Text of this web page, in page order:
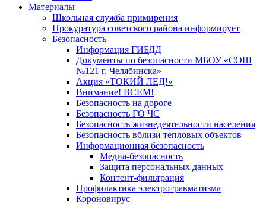
Материалы
Школьная служба примирения
Прокуратура советского района информирует
Безопасность
Информация ГИБДД
Документы по безопасности МБОУ «СОШ
№121 г. Челябинска»
Акция «ТОКИЙ ЛЕД!»
Внимание! ВСЕМ!
Безопасность на дороге
Безопасность ГО ЧС
Безопасность жизнедеятельности населения
Безопасность вблизи тепловых объектов
Информационная безопасность
Медиа-безопасность
Защита персональных данных
Контент-фильтрация
Профилактика электротравматизма
Короновирус